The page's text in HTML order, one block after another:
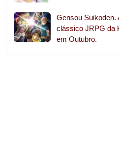
Gensou Suikoden.
clássico JRPG da
em Outubro.